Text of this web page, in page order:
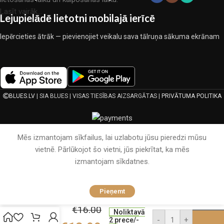
Lasīt vairāk...
Lejupielādē lietotni mobilajā ierīcē
Iepērcieties ātrāk — pievienojiet veikalu sava tālruņa sākuma ekrānam
BLUES.LV| SIA BLUES | VISAS TIESĪBAS AIZSARGĀTAS | PRIVĀTUMA POLITIKA
Mēs izmantojam sīkfailus, lai uzlabotu jūsu pieredzi mūsu
vietnē. Pārlūkojot šo vietni, jūs piekrītat, ka mēs
izmantojam sīkdatnes.
Pieņemt
sega
€16.00
Noliktavā
2 prece/-
- +